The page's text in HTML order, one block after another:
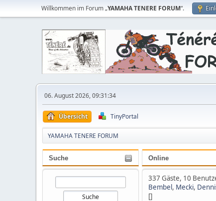
Willkommen im Forum „YAMAHA TENERE FORUM“.
06. August 2026, 09:31:34
Übersicht TinyPortal
YAMAHA TENERE FORUM
Suche Online
337 Gäste, 10
Bembel, Mecki,
[]